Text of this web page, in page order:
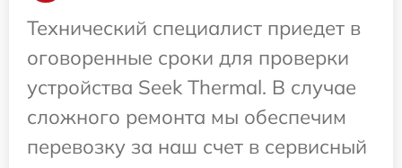
Технический специалист приедет в
оговоренные сроки для проверки
устройства Seek Thermal. В случае
сложного ремонта мы обеспечим
перевозку за наш счет в сервисный